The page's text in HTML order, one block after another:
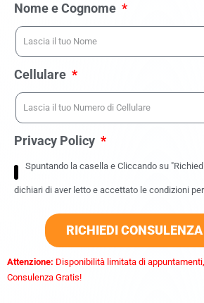
Nome e Cognome
Cellulare
Privacy Policy
Spuntando la casella e Cliccando su
dichiari di aver letto e accettato le condizioni
RICHIEDI
Attenzione: Disponibilità limitata di
Consulenza Gratis!